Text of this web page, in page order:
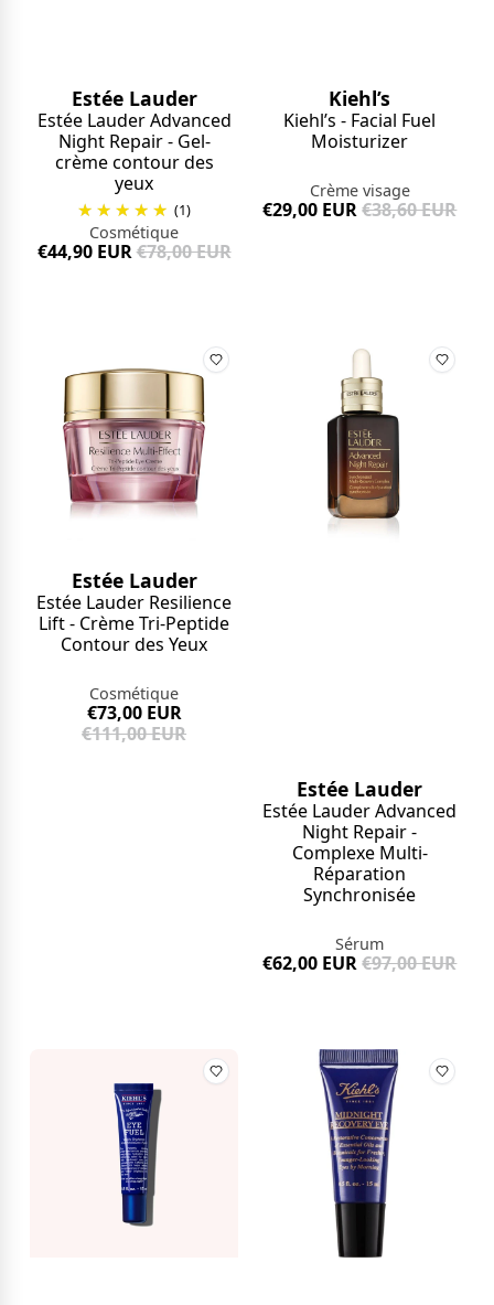
Estée Lauder
Estée Lauder Advanced
Night Repair - Gel-
crème contour des
yeux
(1)
Cosmétique
€44,90 EUR€78,00 EUR
Kiehl’s
Kiehl’s - Facial Fuel
Moisturizer
Crème visage
€29,00 EUR€38,60 EUR
Estée Lauder
Estée Lauder Resilience
Lift - Crème Tri-Peptide
Contour des Yeux
Cosmétique
€73,00 EUR
€111,00 EUR
Estée Lauder
Estée Lauder Advanced
Night Repair -
Complexe Multi-
Réparation
Synchronisée
Sérum
€62,00 EUR€97,00 EUR